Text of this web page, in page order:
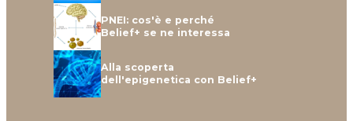
PNEI: cos'è e perché
Belief+ se ne interessa
Alla scoperta
dell'epigenetica con Belief+